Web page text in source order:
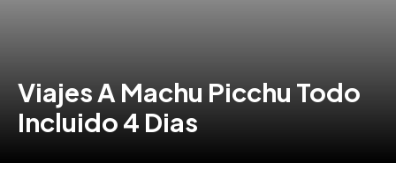
Viajes A Machu Picchu Todo
Incluido 4 Dias